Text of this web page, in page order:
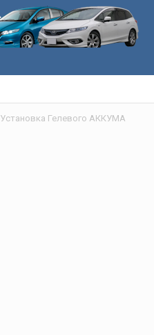
Установка Гелевого АККУМА